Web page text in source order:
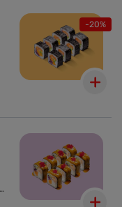
-20%